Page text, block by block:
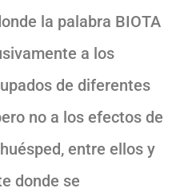
la palabra BIOTA
a los
de diferentes
no a los efectos de
entre ellos y
donde se